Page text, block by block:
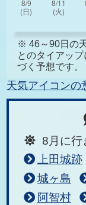
※ 46～90日の
とのタイアッ
づく予想です。
天気アイコンの
8月に行
上田城跡
城ヶ島
阿智村